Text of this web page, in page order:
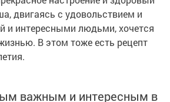
двигаясь с удовольствием и
и интересными людьми, хочется
В этом тоже есть рецепт
важным и интересным в